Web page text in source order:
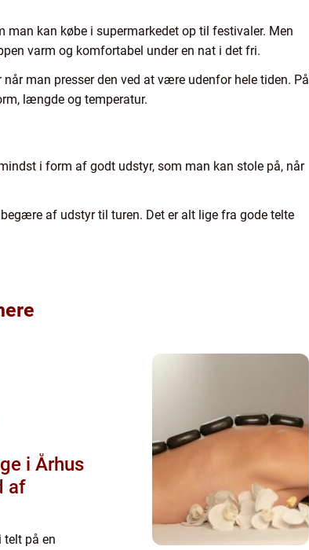
man kan købe i supermarkedet op til festivaler. Men
varm og komfortabel under en nat i det fri.
man presser den ved at være udenfor hele tiden. På
længde og temperatur.
i form af godt udstyr, som man kan stole på, når
af udstyr til turen. Det er alt lige fra gode telte
i Århus
af
telt på en